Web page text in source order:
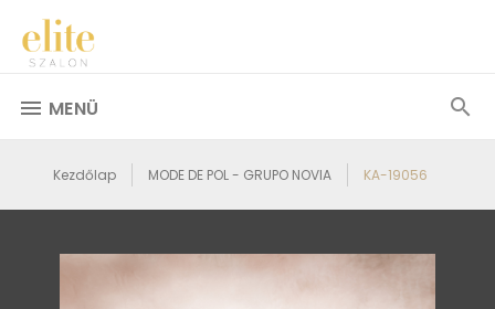
MENÜ
Kezdőlap MODE DE POL - GRUPO NOVIA KA-19056